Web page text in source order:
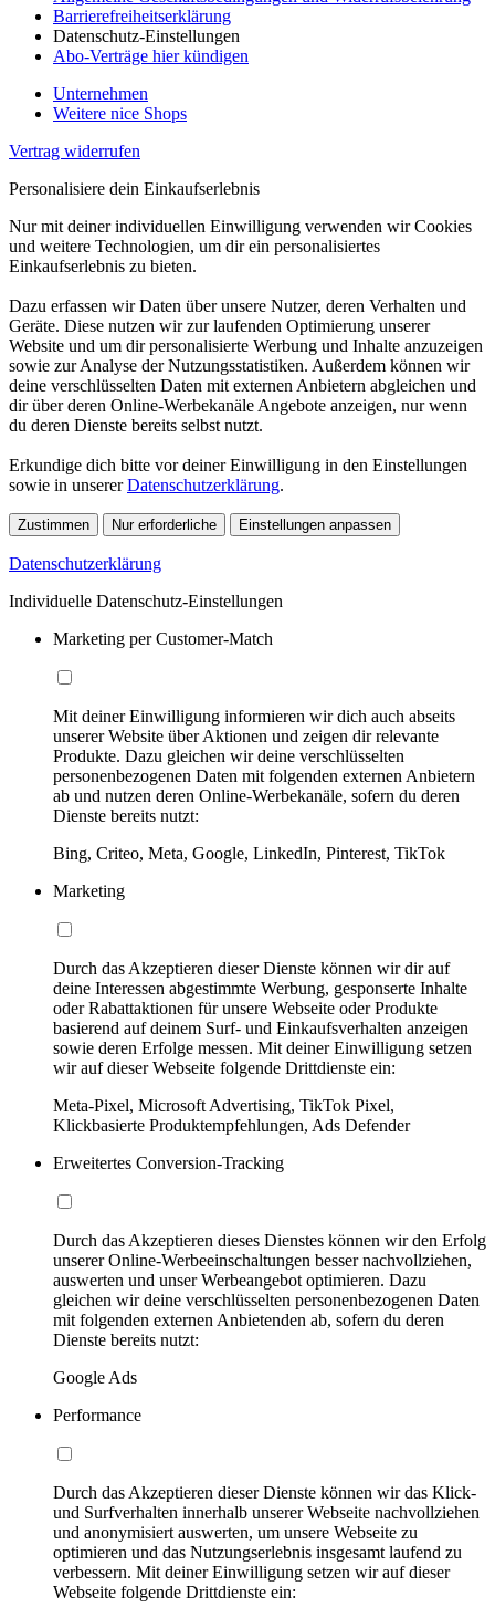
Barrierefreiheitserklärung
Datenschutz-Einstellungen
Abo-Verträge hier kündigen
Unternehmen
Weitere nice Shops
Vertrag widerrufen
Personalisiere dein Einkaufserlebnis
Nur mit deiner individuellen Einwilligung verwenden wir Cookies
und weitere Technologien, um dir ein personalisiertes
Einkaufserlebnis zu bieten.
Dazu erfassen wir Daten über unsere Nutzer, deren Verhalten und
Geräte. Diese nutzen wir zur laufenden Optimierung unserer
Website und um dir personalisierte Werbung und Inhalte anzuzeigen
sowie zur Analyse der Nutzungsstatistiken. Außerdem können wir
deine verschlüsselten Daten mit externen Anbietern abgleichen und
dir über deren Online-Werbekanäle Angebote anzeigen, nur wenn
du deren Dienste bereits selbst nutzt.
Erkundige dich bitte vor deiner Einwilligung in den Einstellungen
sowie in unsererDatenschutzerklärung.
Zustimmen Nur erforderliche Einstellungen anpassen
Datenschutzerklärung
Individuelle Datenschutz-Einstellungen
Marketing per Customer-Match
Mit deiner Einwilligung informieren wir dich auch abseits
unserer Website über Aktionen und zeigen dir relevante
Produkte. Dazu gleichen wir deine verschlüsselten
personenbezogenen Daten mit folgenden externen Anbietern
ab und nutzen deren Online-Werbekanäle, sofern du deren
Dienste bereits nutzt:
Bing, Criteo, Meta, Google, LinkedIn, Pinterest, TikTok
Marketing
Durch das Akzeptieren dieser Dienste können wir dir auf
deine Interessen abgestimmte Werbung, gesponserte Inhalte
oder Rabattaktionen für unsere Webseite oder Produkte
basierend auf deinem Surf- und Einkaufsverhalten anzeigen
sowie deren Erfolge messen. Mit deiner Einwilligung setzen
wir auf dieser Webseite folgende Drittdienste ein:
Meta-Pixel, Microsoft Advertising, TikTok Pixel,
Klickbasierte Produktempfehlungen, Ads Defender
Erweitertes Conversion-Tracking
Durch das Akzeptieren dieses Dienstes können wir den Erfolg
unserer Online-Werbeeinschaltungen besser nachvollziehen,
auswerten und unser Werbeangebot optimieren. Dazu
gleichen wir deine verschlüsselten personenbezogenen Daten
mit folgenden externen Anbietenden ab, sofern du deren
Dienste bereits nutzt:
Google Ads
Performance
Durch das Akzeptieren dieser Dienste können wir das Klick-
und Surfverhalten innerhalb unserer Webseite nachvollziehen
und anonymisiert auswerten, um unsere Webseite zu
optimieren und das Nutzungserlebnis insgesamt laufend zu
verbessern. Mit deiner Einwilligung setzen wir auf dieser
Webseite folgende Drittdienste ein: